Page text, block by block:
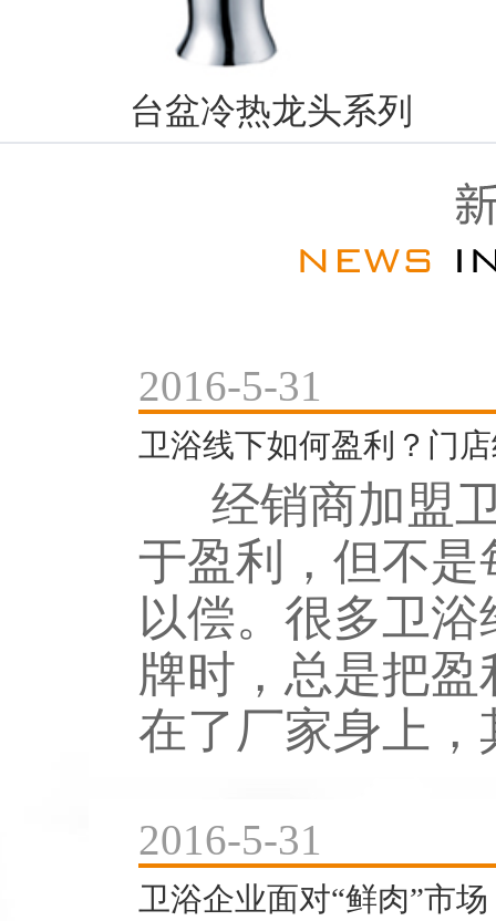
台盆冷热龙头系列
2016-5-31
卫浴线下如何盈利？门
经销商加盟卫
于盈利，但不
以偿。很多卫
牌时，总是把
在了厂家身上，
2016-5-31
卫浴企业面对“鲜肉”市